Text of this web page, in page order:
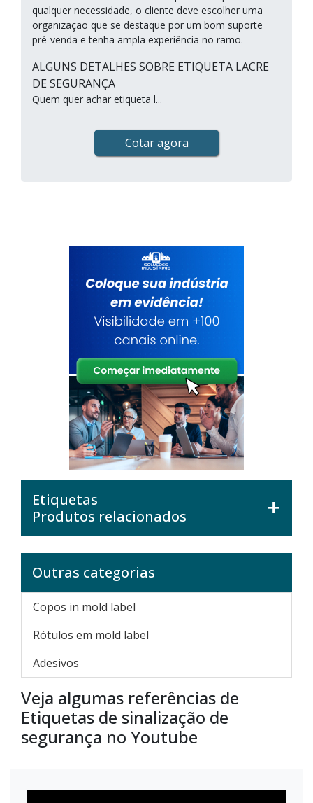
qualquer necessidade, o cliente deve escolher uma
organização que se destaque por um bom suporte
pré-venda e tenha ampla experiência no ramo.
ALGUNS DETALHES SOBRE ETIQUETA LACRE
DE SEGURANÇA
Quem quer achar etiqueta l...
Cotar agora
Etiquetas
Produtos relacionados
Outras categorias
Copos in mold label
Rótulos em mold label
Adesivos
Veja algumas referências de
Etiquetas de sinalização de
segurança no Youtube